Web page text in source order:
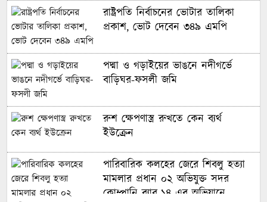
রাষ্ট্রপতি নির্বাচনের ভোটার তালিকা
প্রকাশ, ভোট দেবেন ৩৪৯ এমপি
পদ্মা ও গড়াইয়ের ভাঙনে নদীগর্ভে
বাড়িঘর-ফসলী জমি
রুশ ক্ষেপণাস্ত্র রুখতে কেন ব্যর্থ
ইউক্রেন
পারিবারিক কলহের জেরে শিবলু হত্যা
মামলার প্রধান ০২ অভিযুক্ত সদর
কোম্পানি র‌্যাব-১৪ এর অভিযানে